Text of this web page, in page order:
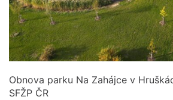
Obnova parku Na Zahájce v
SFŽP ČR